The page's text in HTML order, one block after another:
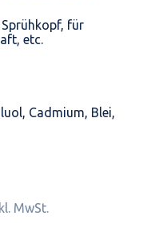
für
etc.
Cadmium, Blei,
MwSt.